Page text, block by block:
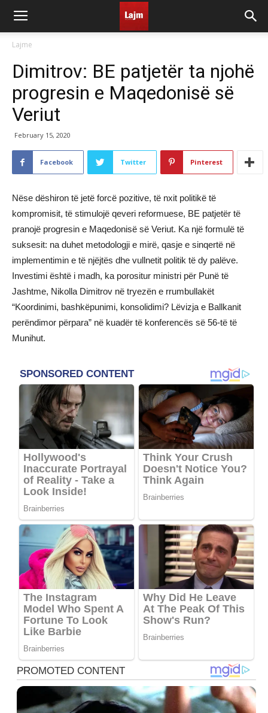
Lajme
Dimitrov: BE patjetër ta njohë
progresin e Maqedonisë së
Veriut
February 15, 2020
Facebook Twitter Pinterest
Nëse dëshiron të jetë forcë pozitive, të nxit politikë të
kompromisit, të stimulojë qeveri reformuese, BE patjetër të
pranojë progresin e Maqedonisë së Veriut. Ka një formulë të
suksesit: na duhet metodologji e mirë, qasje e sinqertë në
implementimin e të njëjtës dhe vullnetit politik të dy palëve.
Investimi është i madh, ka porositur ministri për Punë të
Jashtme, Nikolla Dimitrov në tryezën e rrumbullakët
“Koordinimi, bashkëpunimi, konsolidimi? Lëvizja e Ballkanit
perëndimor përpara” në kuadër të konferencës së 56-të të
Munihut.